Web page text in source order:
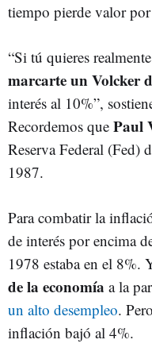
tiempo pierde valor
“Si tú quieres
marcarte un Volcker
interés al 10%”,
Recordemos que Paul
Reserva Federal (Fed)
1987.
Para combatir la
de interés por encima
1978 estaba en el 8%.
de la economía a la
un alto desempleo.
inflación bajó al 4%.